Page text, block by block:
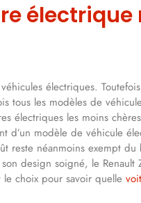
électriques.
tous les modèles de
électriques les moins
d’un modèle de véhicule
reste néanmoins exempt
design soigné, le
le choix pour savoir quelle